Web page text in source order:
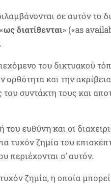
σε αυτόν το
ως διατίθενται» («as
του δικτυακού
ορθότητα και την
συντάκτη τους και
ευθύνη και οι
τυχόν ζημία του
περιέχονται σ’ αυτόν.
ζημία, η οποία